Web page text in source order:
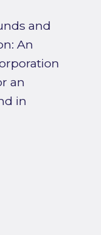
and
An
an
in